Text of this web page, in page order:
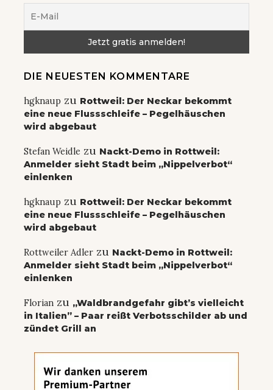
DIE NEUESTEN KOMMENTARE
hgknaup zu Rottweil: Der Neckar bekommt
eine neue Flussschleife – Pegelhäuschen
wird abgebaut
Stefan Weidle zu Nackt-Demo in Rottweil:
Anmelder sieht Stadt beim „Nippelverbot“
einlenken
hgknaup zu Rottweil: Der Neckar bekommt
eine neue Flussschleife – Pegelhäuschen
wird abgebaut
Rottweiler Adler zu Nackt-Demo in Rottweil:
Anmelder sieht Stadt beim „Nippelverbot“
einlenken
Florian zu „Waldbrandgefahr gibt’s vielleicht
in Italien” – Paar reißt Verbotsschilder ab und
zündet Grill an